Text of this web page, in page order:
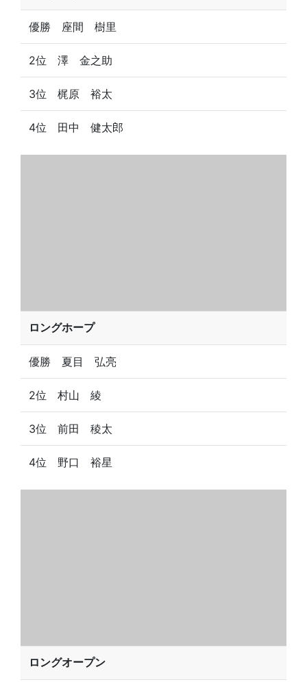
優勝 座間 樹里
2位 澤 金之助
3位 梶原 裕太
4位 田中 健太郎
ロングホープ
優勝 夏目 弘亮
2位 村山 綾
3位 前田 稜太
4位 野口 裕星
ロングオープン